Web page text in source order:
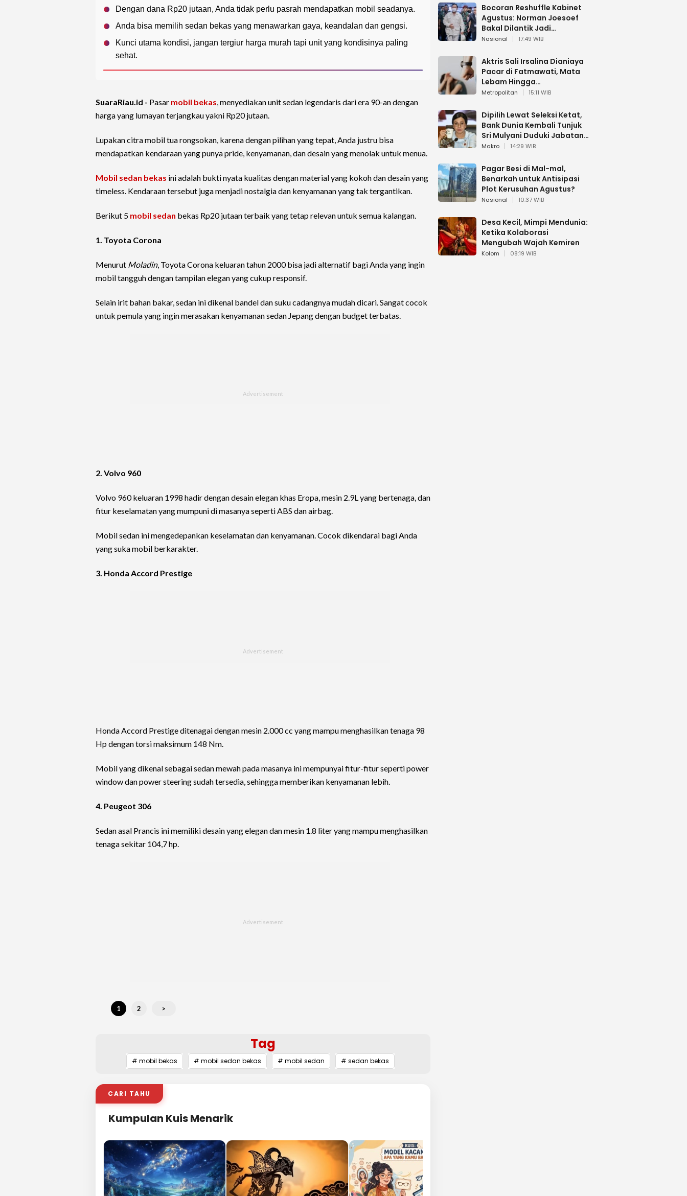
Dengan dana Rp20 jutaan, Anda tidak perlu pasrah mendapatkan mobil seadanya.
Anda bisa memilih sedan bekas yang menawarkan gaya, keandalan dan gengsi.
Kunci utama kondisi, jangan tergiur harga murah tapi unit yang kondisinya paling
sehat.
SuaraRiau.id - Pasar mobil bekas, menyediakan unit sedan legendaris dari era 90-an dengan
harga yang lumayan terjangkau yakni Rp20 jutaan.
Lupakan citra mobil tua rongsokan, karena dengan pilihan yang tepat, Anda justru bisa
mendapatkan kendaraan yang punya pride, kenyamanan, dan desain yang menolak untuk menua.
Mobil sedan bekas ini adalah bukti nyata kualitas dengan material yang kokoh dan desain yang
timeless. Kendaraan tersebut juga menjadi nostalgia dan kenyamanan yang tak tergantikan.
Berikut 5 mobil sedan bekas Rp20 jutaan terbaik yang tetap relevan untuk semua kalangan.
1. Toyota Corona
Menurut Moladin, Toyota Corona keluaran tahun 2000 bisa jadi alternatif bagi Anda yang ingin
mobil tangguh dengan tampilan elegan yang cukup responsif.
Selain irit bahan bakar, sedan ini dikenal bandel dan suku cadangnya mudah dicari. Sangat cocok
untuk pemula yang ingin merasakan kenyamanan sedan Jepang dengan budget terbatas.
2. Volvo 960
Volvo 960 keluaran 1998 hadir dengan desain elegan khas Eropa, mesin 2.9L yang bertenaga, dan
fitur keselamatan yang mumpuni di masanya seperti ABS dan airbag.
Mobil sedan ini mengedepankan keselamatan dan kenyamanan. Cocok dikendarai bagi Anda
yang suka mobil berkarakter.
3. Honda Accord Prestige
Honda Accord Prestige ditenagai dengan mesin 2.000 cc yang mampu menghasilkan tenaga 98
Hp dengan torsi maksimum 148 Nm.
Mobil yang dikenal sebagai sedan mewah pada masanya ini mempunyai fitur-fitur seperti power
window dan power steering sudah tersedia, sehingga memberikan kenyamanan lebih.
4. Peugeot 306
Sedan asal Prancis ini memiliki desain yang elegan dan mesin 1.8 liter yang mampu menghasilkan
tenaga sekitar 104,7 hp.
1 2 >
Tag
# mobil bekas # mobil sedan bekas # mobil sedan # sedan bekas
CARI TAHU
Kumpulan Kuis Menarik
Bocoran Reshuffle Kabinet
Agustus: Norman Joesoef
Bakal Dilantik Jadi
Wamenhan RI
Nasional 17:49 WIB
Aktris Sali Irsalina Dianiaya
Pacar di Fatmawati, Mata
Lebam Hingga
Diselamatkan Polantas
Metropolitan 15:11 WIB
Dipilih Lewat Seleksi Ketat,
Bank Dunia Kembali Tunjuk
Sri Mulyani Duduki Jabatan
Strategis
Makro 14:29 WIB
Pagar Besi di Mal-mal,
Benarkah untuk Antisipasi
Plot Kerusuhan Agustus?
Nasional 10:37 WIB
Desa Kecil, Mimpi Mendunia:
Ketika Kolaborasi
Mengubah Wajah Kemiren
Kolom 08:19 WIB